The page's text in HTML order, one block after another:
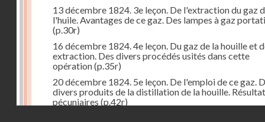
13 décembre 1824. 3e leçon. De l'extraction du gaz
l'huile. Avantages de ce gaz. Des lampes à gaz
(p.30r)
16 décembre 1824. 4e leçon. Du gaz de la houille et
extraction. Des divers procédés usités dans cette
opération(p.35r)
20 décembre 1824. 5e leçon. De l'emploi de ce gaz.
divers produits de la distillation de la houille.
pécuniaires (p.42r)